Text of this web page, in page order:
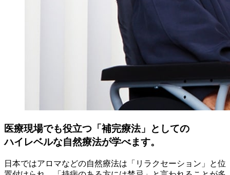
医療現場でも役立つ「補完療法」としての
ハイレベルな自然療法が学べます。
日本ではアロマなどの自然療法は「リラクセーション」と位